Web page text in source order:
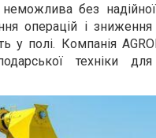
неможлива без
операцій і
полі. Компанія
техніки